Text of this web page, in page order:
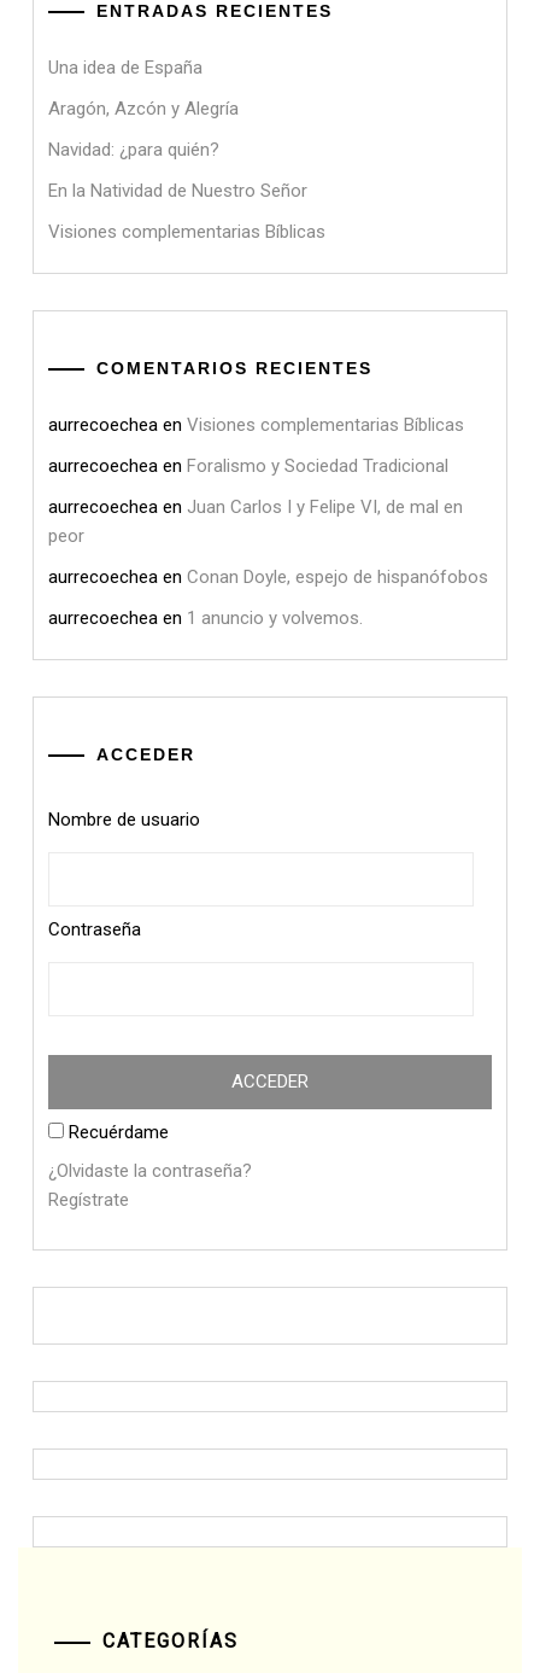
ENTRADAS RECIENTES
Una idea de España
Aragón, Azcón y Alegría
Navidad: ¿para quién?
En la Natividad de Nuestro Señor
Visiones complementarias Bíblicas
COMENTARIOS RECIENTES
aurrecoechea en Visiones complementarias Bíblicas
aurrecoechea en Foralismo y Sociedad Tradicional
aurrecoechea en Juan Carlos I y Felipe VI, de mal en
peor
aurrecoechea en Conan Doyle, espejo de hispanófobos
aurrecoechea en 1 anuncio y volvemos.
ACCEDER
Nombre de usuario
Contraseña
Recuérdame
¿Olvidaste la contraseña?
Regístrate
CATEGORÍAS